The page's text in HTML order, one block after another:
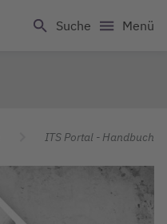
Suche
Menü
ITS Portal - Handbuch